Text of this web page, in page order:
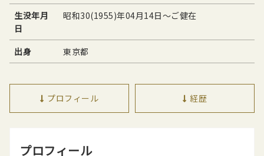
生没年月
日
昭和30(1955)年04月14日〜ご健在
出身 東京都
プロフィール 経歴
プロフィール